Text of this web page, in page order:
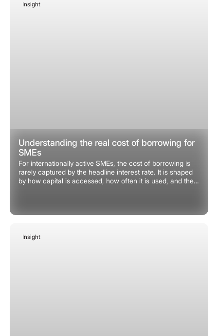
Insight
Understanding the real cost of borrowing for
SMEs
For internationally active SMEs, the cost of borrowing is
rarely captured by the headline interest rate. It is shaped
by how capital is accessed, how often it is used, and the
Insight